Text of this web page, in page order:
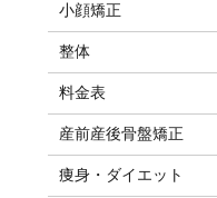
小顔矯正
整体
料金表
産前産後骨盤矯正
痩身・ダイエット